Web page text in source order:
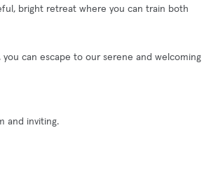
bright retreat where you can train both
can escape to our serene and welcoming
and inviting.